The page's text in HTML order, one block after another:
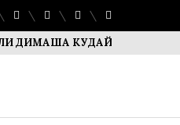
КУДАЙБЕРГЕНА